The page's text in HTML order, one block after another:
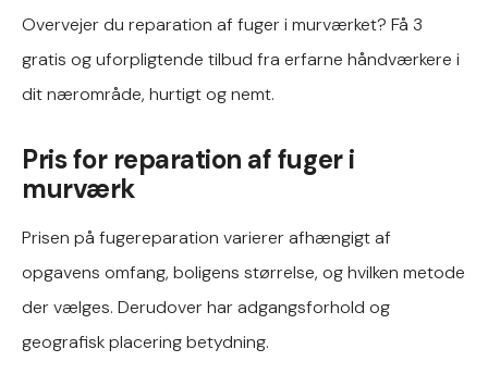
Overvejer du reparation af fuger i murværket? Få 3
gratis og uforpligtende tilbud fra erfarne håndværkere i
dit nærområde, hurtigt og nemt.
Pris for reparation af fuger i
murværk
Prisen på fugereparation varierer afhængigt af
opgavens omfang, boligens størrelse, og hvilken metode
der vælges. Derudover har adgangsforhold og
geografisk placering betydning.